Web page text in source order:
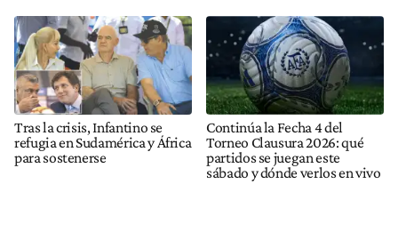
Tras la crisis, Infantino se
refugia en Sudamérica y África
para sostenerse
Continúa la Fecha 4 del
Torneo Clausura 2026: qué
partidos se juegan este
sábado y dónde verlos en vivo